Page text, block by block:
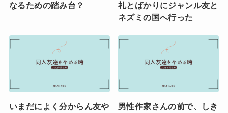
なるための踏み台？
礼とばかりにジャンル友と
ネズミの国へ行った
いまだによく分からん友や
男性作家さんの前で、しき